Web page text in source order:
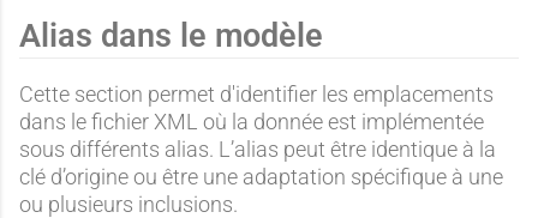
Alias dans le modèle
Cette section permet d'identifier les emplacements
dans le fichier XML où la donnée est implémentée
sous différents alias. L’alias peut être identique à la
clé d’origine ou être une adaptation spécifique à une
ou plusieurs inclusions.